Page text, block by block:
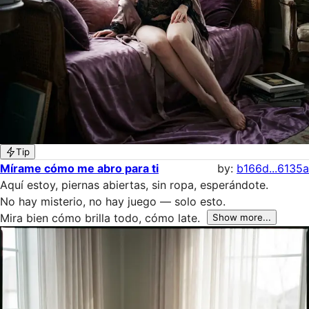
Tip
Mírame cómo me abro para ti by: b166d...6135a
Aquí estoy, piernas abiertas, sin ropa, esperándote.
No hay misterio, no hay juego — solo esto.
Mira bien cómo brilla todo, cómo late.
Show more...